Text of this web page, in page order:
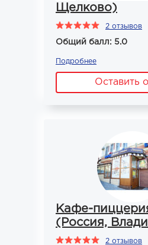
Щелково)
2 отзывов
Общий балл: 5.0
Подробнее
Оставить
Кафе-
(Россия,
2 отзывов